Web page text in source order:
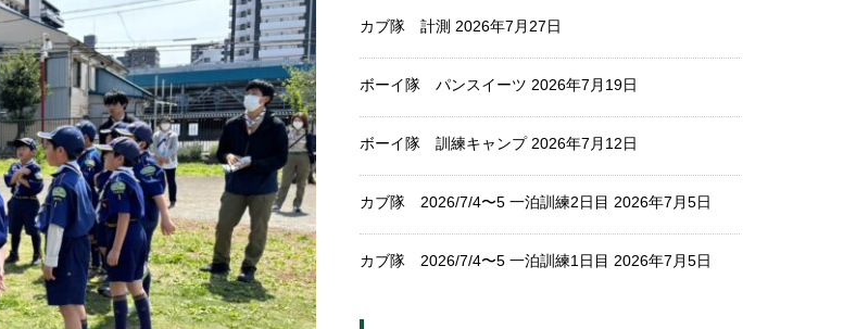
カブ隊 計測 2026年7月27日
ボーイ隊 パンスイーツ 2026年7月19日
ボーイ隊 訓練キャンプ 2026年7月12日
カブ隊 2026/7/4〜5 一泊訓練2日目 2026年7月5日
カブ隊 2026/7/4〜5 一泊訓練1日目 2026年7月5日